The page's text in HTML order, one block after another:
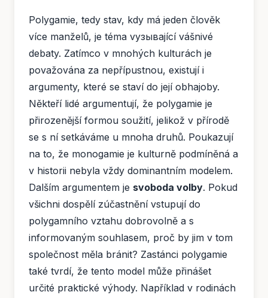
Polygamie, tedy stav, kdy má jeden člověk
více manželů, je téma vyзываjící vášnivé
debaty. Zatímco v mnohých kulturách je
považována za nepřípustnou, existují i
argumenty, které se staví do její obhajoby.
Někteří lidé argumentují, že polygamie je
přirozenější formou soužití, jelikož v přírodě
se s ní setkáváme u mnoha druhů. Poukazují
na to, že monogamie je kulturně podmíněná a
v historii nebyla vždy dominantním modelem.
Dalším argumentem je svoboda volby. Pokud
všichni dospělí zúčastnění vstupují do
polygamního vztahu dobrovolně a s
informovaným souhlasem, proč by jim v tom
společnost měla bránit? Zastánci polygamie
také tvrdí, že tento model může přinášet
určité praktické výhody. Například v rodinách